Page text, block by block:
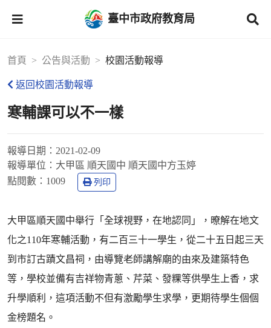
臺中市政府教育局
首頁 公告與活動 校園活動報導
返回校園活動報導
寒輔課可以不一樣
報導日期： 2021-02-09
報導單位： 大甲區 順天國中 順天國中方玉婷
點閱數： 1009 列印
大甲區順天國中舉行「全球視野，在地認同」，暸解在地文
化之110年寒輔活動，有二百三十一學生，從二十五日起三天
到市訂古蹟文昌祠，由導覽老師講解廟的由來及建築特色
等，學校並備有吉祥物青蔥、芹菜、發粿等供學生上香，求
升學順利，這項活動不但有激勵學生求學，更期待學生個個
金榜題名。